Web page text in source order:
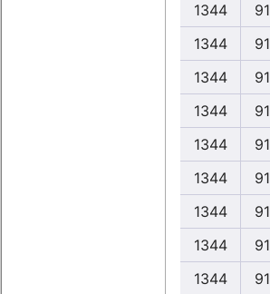
1344
91
1344
91
1344
91
1344
91
1344
91
1344
91
1344
91
1344
91
1344
91